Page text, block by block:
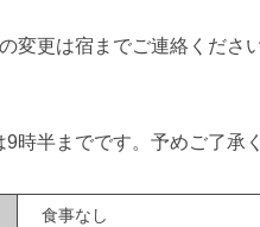
変更は宿までご連絡くださ
時半までです。予めご了承
食事なし